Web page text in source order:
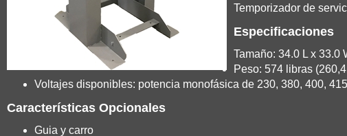
Temporizador de
Especificaciones
Tamaño: 34.0 L x 33.0
Peso: 574 libras
Voltajes disponibles: potencia monofásica de 230, 380, 400,
Características Opcionales
Guia y carro